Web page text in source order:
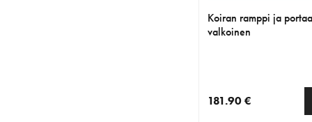
Koiran ramppi ja
valkoinen
181.90 €